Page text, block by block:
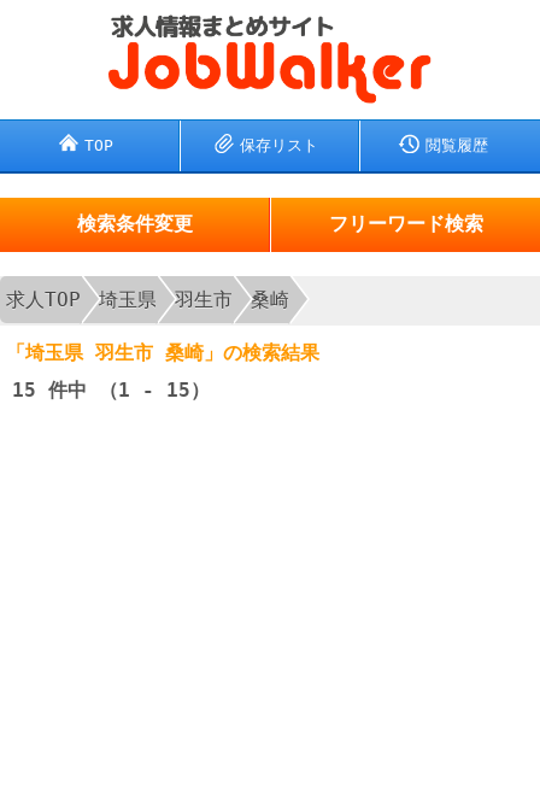
TOP 保存リスト 閲覧履歴
検索条件変更 フリーワード検索
求人TOP 埼玉県 羽生市 桑崎
「埼玉県 羽生市 桑崎」の検索結果
15 件中 （1 - 15）